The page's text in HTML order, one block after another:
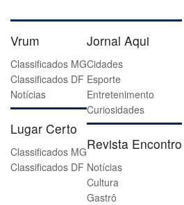
Vrum
Classificados MG
Classificados DF
Notícias
Lugar Certo
Classificados MG
Classificados DF
Jornal Aqui
Cidades
Esporte
Entretenimento
Curiosidades
Revista Encontro
Notícias
Cultura
Gastrô